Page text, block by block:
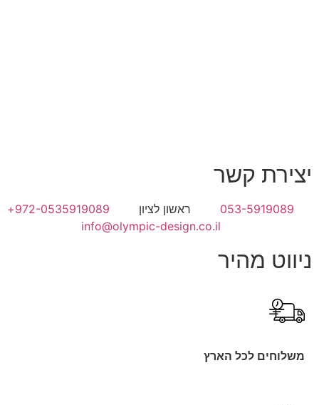
ניווט מהיר
משלוחים לכל הארץ
יצירת קשר
053-5919089 ראשון לציון
972-0535919089+
info@olympic-design.co.il